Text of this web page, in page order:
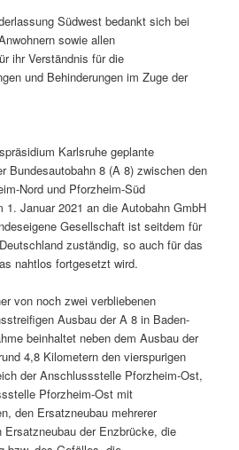
Südwest bedankt sich bei
sowie allen
ihr Verständnis für die
und Behinderungen im Zuge der
Karlsruhe geplante
Bundesautobahn 8 (A 8) zwischen den
Nord und Pforzheim-Süd
1. Januar 2021 an die Autobahn GmbH
Gesellschaft ist seitdem für
zuständig, so auch für das
nahtlos fortgesetzt wird.
von noch zwei verbliebenen
Ausbau der A 8 in Baden-
beinhaltet neben dem Ausbau der
4,8 Kilometern den vierspurigen
der Anschlussstelle Pforzheim-Ost,
Pforzheim-Ost mit
den Ersatzneubau mehrerer
Ersatzneubau der Enzbrücke, die